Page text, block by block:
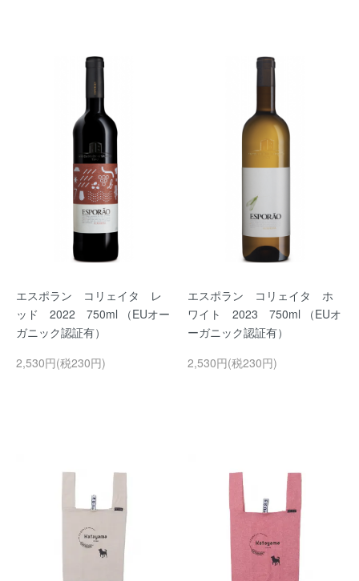
エスポラン コリェイタ レ
ッド 2022 750ml （EUオー
ガニック認証有）
2,530円(税230円)
エスポラン コリェイタ ホ
ワイト 2023 750ml （EUオ
ーガニック認証有）
2,530円(税230円)